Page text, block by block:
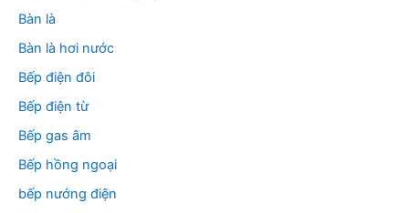
Bàn là
Bàn là hơi nước
Bếp điện đôi
Bếp điện từ
Bếp gas âm
Bếp hồng ngoại
bếp nướng điện